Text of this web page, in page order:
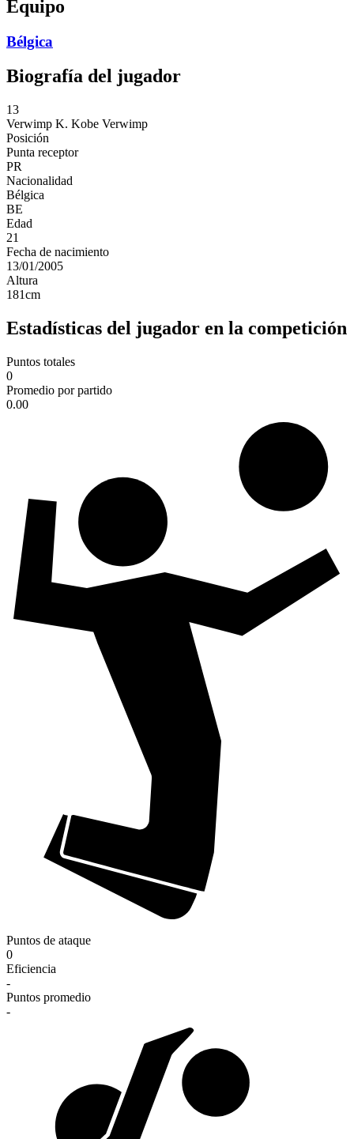
Equipo
Bélgica
Biografía del jugador
13
Verwimp K. Kobe Verwimp
Posición
Punta receptor
PR
Nacionalidad
Bélgica
BE
Edad
21
Fecha de nacimiento
13/01/2005
Altura
181cm
Estadísticas del jugador en la competición
Puntos totales
0
Promedio por partido
0.00
Puntos de ataque
0
Eficiencia
-
Puntos promedio
-